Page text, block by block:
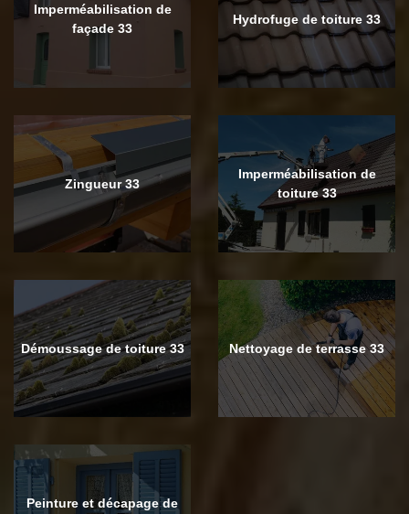
Imperméabilisation de
façade 33
Hydrofuge de toiture 33
Zingueur 33
Imperméabilisation de
toiture 33
Démoussage de toiture 33 Nettoyage de terrasse 33
Peinture et décapage de